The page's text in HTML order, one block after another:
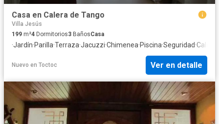
Casa en Calera de Tango
Villa Jesús
199 m²4 Dormitorios3 BañosCasa
·Jardín·Parilla·Terraza·Jacuzzi·Chimenea·Piscina·Seguridad·
Nuevo en Toctoc Ver en detalle